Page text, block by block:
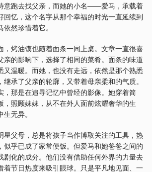
意跑去找父亲，而她的小名——爱马，承载着
回忆，这个名字从那个幸福的时光一直延续到
然珍惜着它。
，烤油馍也随着面条一同上桌。文章一直很喜
亲的影响下，选择了相同的菜肴。面条的味道
又温暖。而她，也没有走远，依然是那个熟悉
承了父亲的轮廓，又带着母亲柔和的气质。
，那是在追寻记忆中曾经的影像。她穿着简
，照顾妹妹，从不在外人面前炫耀奢华的生
无异。
星父母，总是将孩子当作博取关注的工具，热
似乎已成了家常便饭。但爱马和她爸爸之间的
剧化的成分。他们没有借助任何外界的力量去
着节日热度来吸引眼球。只是平凡地见面、一